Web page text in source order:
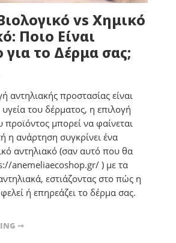
vs Χημικό
Ποιο Είναι
για το Δέρμα σας;
αντηλιακής προστασίας είναι
υγεία του δέρματος, η επιλογή
προϊόντος μπορεί να φαίνεται
η ανάρτηση συγκρίνει ένα
αντηλιακό (σαν αυτό που θα
anemeliaecoshop.gr/ ) με τα
εστιάζοντας στο πώς η
ή επηρεάζει το δέρμα σας.
➞